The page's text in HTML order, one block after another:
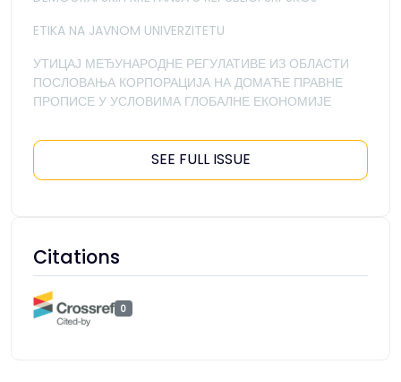
ETIKA NA JAVNOM UNIVERZITETU
УТИЦАЈ МЕЂУНАРОДНЕ РЕГУЛАТИВЕ ИЗ ОБЛАСТИ
ПОСЛОВАЊА КОРПОРАЦИЈА НА ДОМАЋЕ ПРАВНЕ
ПРОПИСЕ У УСЛОВИМА ГЛОБАЛНЕ ЕКОНОМИЈЕ
SEE FULL ISSUE
Citations
0